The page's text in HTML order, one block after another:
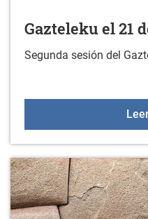
Gazteleku el 21
Segunda sesión del